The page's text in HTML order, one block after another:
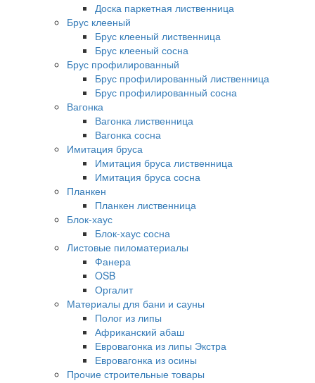
Доска паркетная лиственница
Брус клееный
Брус клееный лиственница
Брус клееный сосна
Брус профилированный
Брус профилированный лиственница
Брус профилированный сосна
Вагонка
Вагонка лиственница
Вагонка сосна
Имитация бруса
Имитация бруса лиственница
Имитация бруса сосна
Планкен
Планкен лиственница
Блок-хаус
Блок-хаус сосна
Листовые пиломатериалы
Фанера
OSB
Оргалит
Материалы для бани и сауны
Полог из липы
Африканский абаш
Евровагонка из липы Экстра
Евровагонка из осины
Прочие строительные товары